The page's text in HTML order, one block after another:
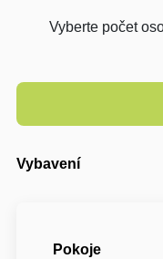
Vyberte počet
Vybavení
Pokoje